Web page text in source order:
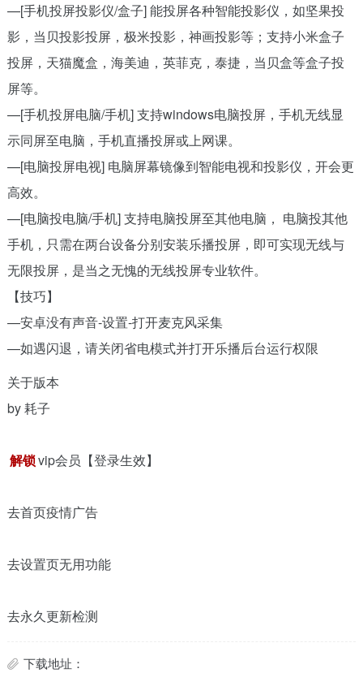
—[手机投屏投影仪/盒子] 能投屏各种智能投影仪，如坚果投
影，当贝投影投屏，极米投影，神画投影等；支持小米盒子
投屏，天猫魔盒，海美迪，英菲克，泰捷，当贝盒等盒子投
屏等。
—[手机投屏电脑/手机] 支持windows电脑投屏，手机无线显
示同屏至电脑，手机直播投屏或上网课。
—[电脑投屏电视] 电脑屏幕镜像到智能电视和投影仪，开会更
高效。
—[电脑投电脑/手机] 支持电脑投屏至其他电脑， 电脑投其他
手机，只需在两台设备分别安装乐播投屏，即可实现无线与
无限投屏，是当之无愧的无线投屏专业软件。
【技巧】
—安卓没有声音-设置-打开麦克风采集
—如遇闪退，请关闭省电模式并打开乐播后台运行权限
关于版本
by 耗子
解锁vip会员【登录生效】
去首页疫情广告
去设置页无用功能
去永久更新检测
下载地址：